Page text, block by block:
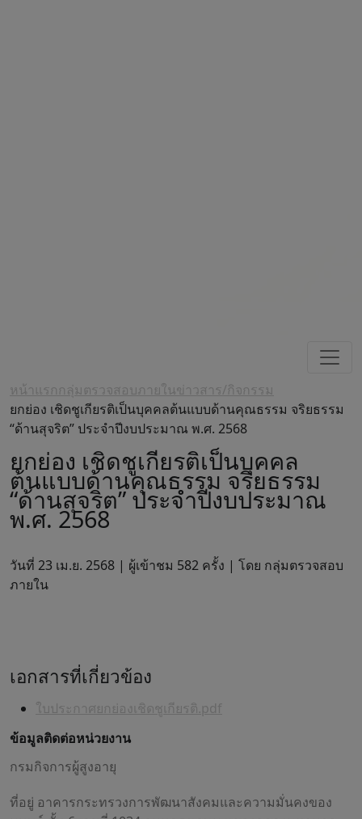
หน้าแรกกลุ่มตรวจสอบภายในข่าวสาร/กิจกรรม
ยกย่อง เชิดชูเกียรติเป็นบุคคลต้นแบบด้านคุณธรรม จริยธรรม
“ด้านสุจริต” ประจำปีงบประมาณ พ.ศ. 2568
ยกย่อง เชิดชูเกียรติเป็นบุคคล
ต้นแบบด้านคุณธรรม จริยธรรม
“ด้านสุจริต” ประจำปีงบประมาณ
พ.ศ. 2568
วันที่ 23 เม.ย. 2568 | ผู้เข้าชม 582 ครั้ง | โดย กลุ่มตรวจสอบ
ภายใน
เอกสารที่เกี่ยวข้อง
ใบประกาศยกย่องเชิดชูเกียรติ.pdf
ข้อมูลติดต่อหน่วยงาน
กรมกิจการผู้สูงอายุ
ที่อยู่ อาคารกระทรวงการพัฒนาสังคมและความมั่นคงของ